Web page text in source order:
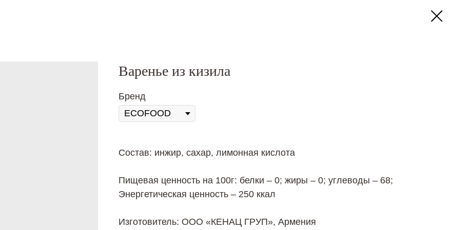
Варенье из кизила
Бренд
Состав: инжир, сахар, лимонная кислота
Пищевая ценность на 100г: белки – 0; жиры – 0; углеводы – 68;
Энергетическая ценность – 250 ккал
Изготовитель: ООО «КЕНАЦ ГРУП», Армения